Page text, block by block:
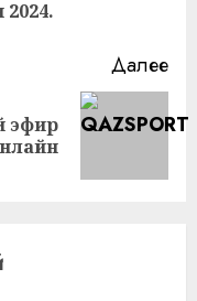
2024.
Далее
эфир